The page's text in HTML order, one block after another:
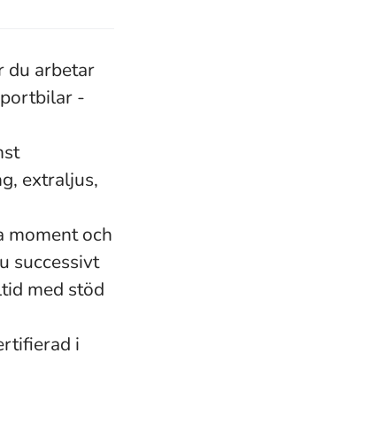
du arbetar
-
extraljus,
moment och
successivt
med stöd
i